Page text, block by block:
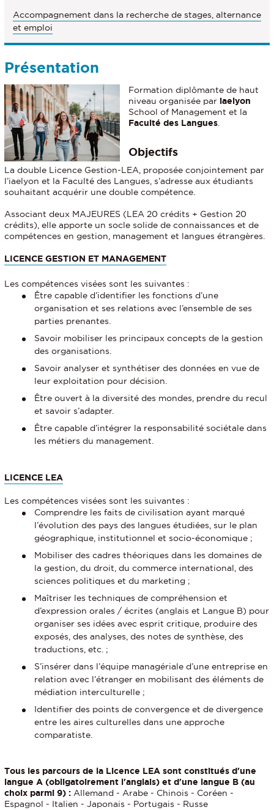
Accompagnement dans la recherche de stages, alternance
et emploi
Présentation
Formation diplômante de haut
niveau organisée par iaelyon
School of Management et la
Faculté des Langues.
Objectifs
La double Licence Gestion-LEA, proposée conjointement par
l’iaelyon et la Faculté des Langues, s’adresse aux étudiants
souhaitant acquérir une double compétence.
Associant deux MAJEURES (LEA 20 crédits + Gestion 20
crédits), elle apporte un socle solide de connaissances et de
compétences en gestion, management et langues étrangères.
LICENCE GESTION ET MANAGEMENT
Les compétences visées sont les suivantes :
Être capable d’identifier les fonctions d’une
organisation et ses relations avec l’ensemble de ses
parties prenantes.
Savoir mobiliser les principaux concepts de la gestion
des organisations.
Savoir analyser et synthétiser des données en vue de
leur exploitation pour décision.
Être ouvert à la diversité des mondes, prendre du recul
et savoir s’adapter.
Être capable d’intégrer la responsabilité sociétale dans
les métiers du management.
LICENCE LEA
Les compétences visées sont les suivantes :
Comprendre les faits de civilisation ayant marqué
l’évolution des pays des langues étudiées, sur le plan
géographique, institutionnel et socio-économique ;
Mobiliser des cadres théoriques dans les domaines de
la gestion, du droit, du commerce international, des
sciences politiques et du marketing ;
Maîtriser les techniques de compréhension et
d’expression orales / écrites (anglais et Langue B) pour
organiser ses idées avec esprit critique, produire des
exposés, des analyses, des notes de synthèse, des
traductions, etc. ;
S’insérer dans l’équipe managériale d’une entreprise en
relation avec l’étranger en mobilisant des éléments de
médiation interculturelle ;
Identifier des points de convergence et de divergence
entre les aires culturelles dans une approche
comparatiste.
Tous les parcours de la Licence LEA sont constitués d'une
langue A (obligatoirement l'anglais) et d'une langue B (au
choix parmi 9) : Allemand - Arabe - Chinois - Coréen -
Espagnol - Italien - Japonais - Portugais - Russe